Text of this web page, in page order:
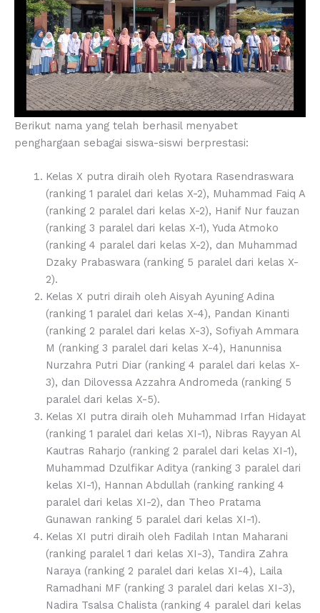
Berikut nama yang telah berhasil menyabet
penghargaan sebagai siswa-siswi berprestasi:
Kelas X putra diraih oleh Ryotara Rasendraswara
(ranking 1 paralel dari kelas X-2), Muhammad Faiq A
(ranking 2 paralel dari kelas X-2), Hanif Nur fauzan
(ranking 3 paralel dari kelas X-1), Yuda Atmoko
(ranking 4 paralel dari kelas X-2), dan Muhammad
Dzaky Prabaswara (ranking 5 paralel dari kelas X-
2).
Kelas X putri diraih oleh Aisyah Ayuning Adina
(ranking 1 paralel dari kelas X-4), Pandan Kinanti
(ranking 2 paralel dari kelas X-3), Sofiyah Ammara
M (ranking 3 paralel dari kelas X-4), Hanunnisa
Nurzahra Putri Diar (ranking 4 paralel dari kelas X-
3), dan Dilovessa Azzahra Andromeda (ranking 5
paralel dari kelas X-5).
Kelas XI putra diraih oleh Muhammad Irfan Hidayat
(ranking 1 paralel dari kelas XI-1), Nibras Rayyan Al
Kautras Raharjo (ranking 2 paralel dari kelas XI-1),
Muhammad Dzulfikar Aditya (ranking 3 paralel dari
kelas XI-1), Hannan Abdullah (ranking ranking 4
paralel dari kelas XI-2), dan Theo Pratama
Gunawan ranking 5 paralel dari kelas XI-1).
Kelas XI putri diraih oleh Fadilah Intan Maharani
(ranking paralel 1 dari kelas XI-3), Tandira Zahra
Naraya (ranking 2 paralel dari kelas XI-4), Laila
Ramadhani MF (ranking 3 paralel dari kelas XI-3),
Nadira Tsalsa Chalista (ranking 4 paralel dari kelas